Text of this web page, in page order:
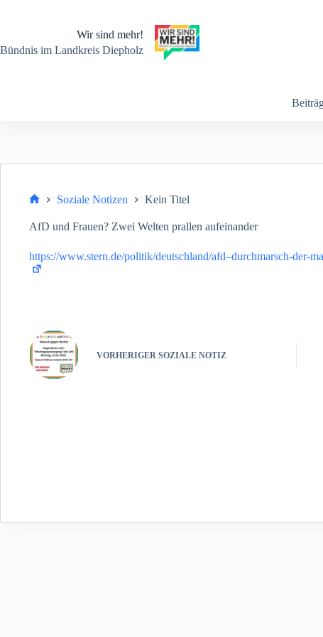
Wir sind mehr!
Bündnis im Landkreis Diepholz
Soziale Notizen Kein Titel
AfD und Frauen? Zwei Welten prallen aufeinander
https://www.stern.de/politik/deutschland/afd–durchmarsch-der-
VORHERIGER SOZIALE NOTIZ